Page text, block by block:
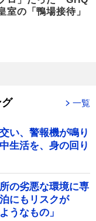
室の「鴨場接待」
一覧
い、警報機が鳴り
生活を、身の回り
の劣悪な環境に専
にもリスクが
うなもの」